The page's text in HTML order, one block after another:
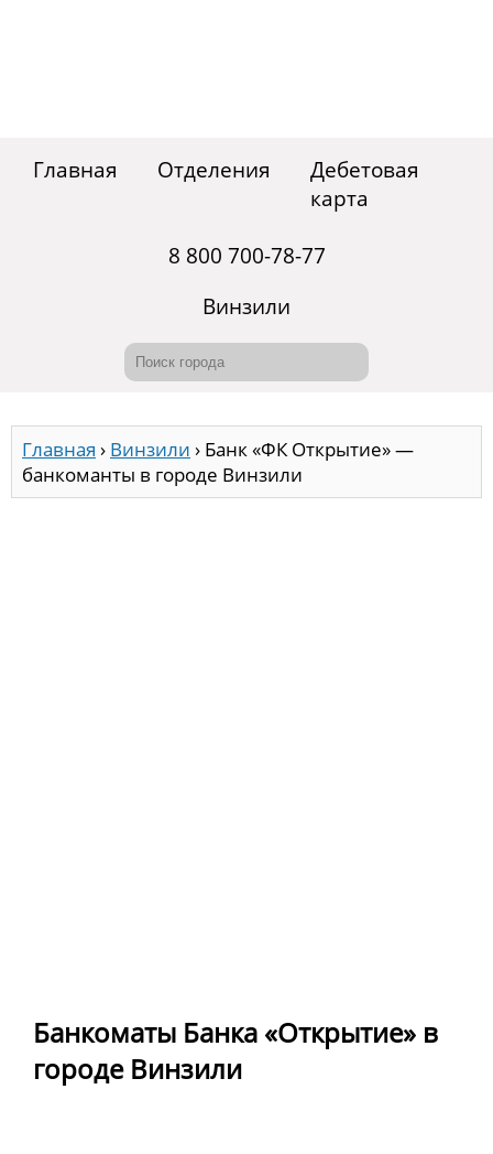
Главная Отделения
Дебетовая
карта
8 800 700-78-77
Винзили
Главная › Винзили › Банк «ФК Открытие» —
банкоманты в городе Винзили
Банкоматы Банка «Открытие» в
городе Винзили